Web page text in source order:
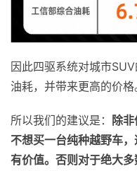
因此四驱系统对城市
油耗，并带来更高的价格
所以我们的建议是： 除
不想买一台纯种越野车
有价值。否则对于绝大